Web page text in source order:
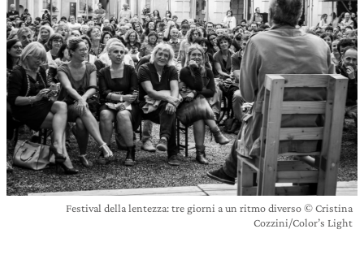
Festival della lentezza: tre giorni a un ritmo diverso © Cristina
Cozzini/Color’s Light